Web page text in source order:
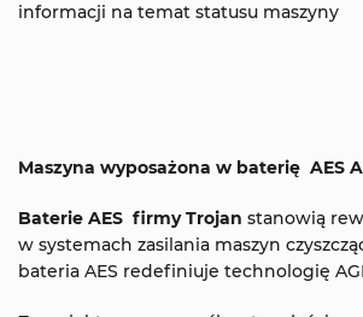
informacji na temat statusu maszyny
Maszyna wyposażona w baterię AES
Baterie AES firmy Trojan stanowią
w systemach zasilania maszyn
bateria AES redefiniuje technologię